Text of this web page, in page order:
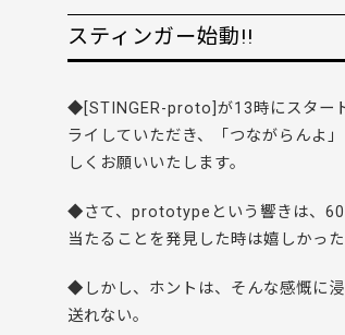
スティンガー始動!!
◆[STINGER-proto]が13時にスター
ライしていただき、「つながらんよ
しくお願いいたします。
◆さて、prototypeという響きは、60
当たることを発見した時は嬉しかっ
◆しかし、ホントは、そんな感慨に
送れない。